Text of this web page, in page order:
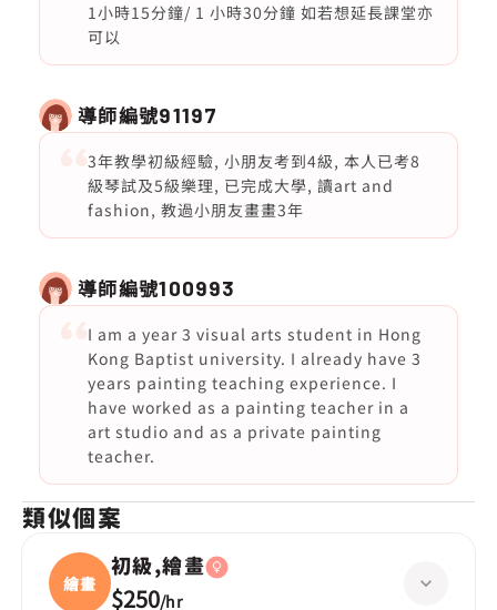
1小時15分鐘/ 1 小時30分鐘 如若想延長課堂亦
可以
導師編號91197
3年教學初級經驗, 小朋友考到4級, 本人已考8
級琴試及5級樂理, 已完成大學, 讀art and
fashion, 教過小朋友畫畫3年
導師編號100993
I am a year 3 visual arts student in Hong
Kong Baptist university. I already have 3
years painting teaching experience. I
have worked as a painting teacher in a
art studio and as a private painting
teacher.
類似個案
繪畫
初級,繪畫
$250/hr